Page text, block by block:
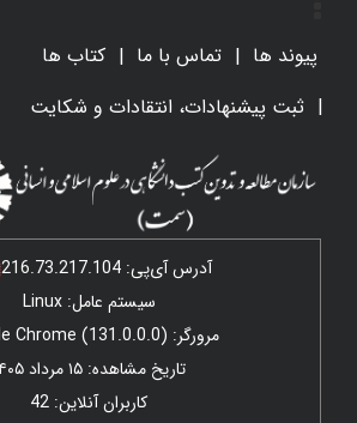
پیوند ها تماس با ما
کتاب ها
ثبت پیشنهادات، انتقادات و شکایت
آدرس آی‌پی: 216.73.217.104
سیستم عامل: Linux
مرورگر: Google Chrome (131.0.0.0)
تاریخ مشاهده: ۱۵ مرداد ۱۴۰۵
کاربران آنلاین: 42